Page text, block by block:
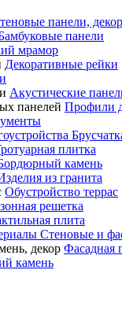
панели, декор
панели
мрамор
Декоративные рейки
Акустические
Профили
плитка
камень
из гранита
Обустройство террас
решетка
плита
Стеновые и
Фасадная
камень